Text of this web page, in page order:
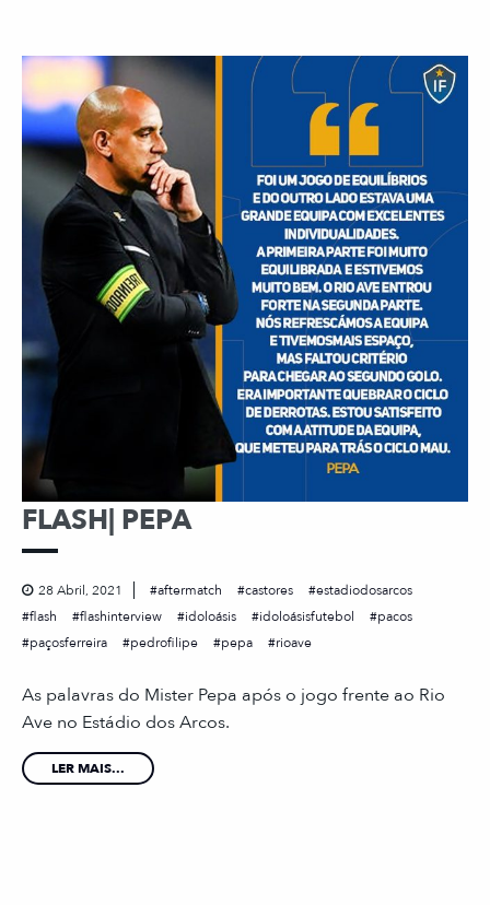
FLASH| PEPA
28 Abril, 2021 aftermatch castores
estadiodosarcos
flash
flashinterview idoloásis idoloásisfutebol
pacos
paçosferreira
pedrofilipe pepa rioave
As palavras do Mister Pepa após o jogo frente ao Rio
Ave no Estádio dos Arcos.
LER MAIS...